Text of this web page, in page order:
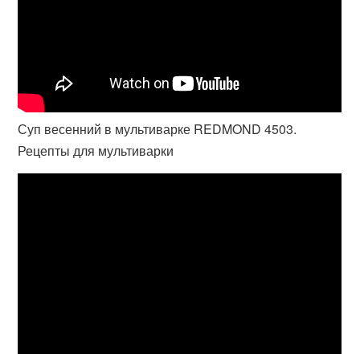
Суп весенний в мультиварке REDMOND 4503.
Рецепты для мультиварки